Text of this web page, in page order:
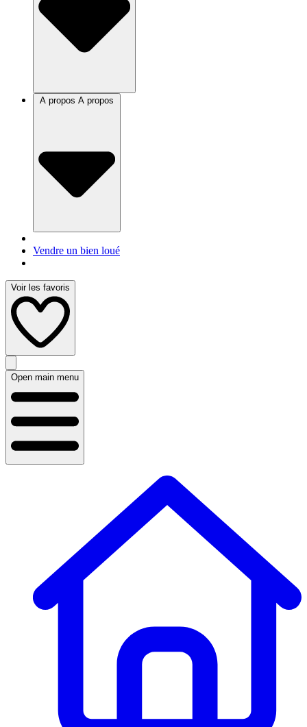
A propos
Vendre un bien loué
Voir les favoris
Open main menu